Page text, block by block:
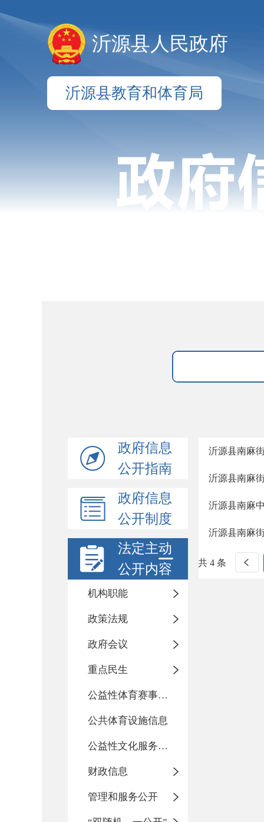
沂源县人民政府
沂源县教育和体育局
政府信息
公开指南
政府信息
公开制度
法定主动
公开内容
机构职能
政策法规
政府会议
重点民生
公益性体育赛事活动
公共体育设施信息
公益性文化服务活动
财政信息
管理和服务公开
沂源县南麻
沂源县南麻
沂源县南麻
沂源县南麻
共 4 条